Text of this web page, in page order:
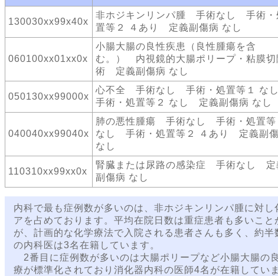
130030xx99x40x
非ホジキンリンパ腫 手術なし 手術・
置等２ ４あり 定義副傷病 なし
060100xx01xx0x
小腸大腸の良性疾患（良性腫瘍を含
む。） 内視鏡的大腸ポリープ・粘膜切
術 定義副傷病 なし
050130xx99000x
心不全 手術なし 手術・処置等１ な
手術・処置等２ なし 定義副傷病 なし
040040xx99040x
肺の悪性腫瘍 手術なし 手術・処置等
なし 手術・処置等２ ４あり 定義副
なし
110310xx99xx0x
腎臓または尿路の感染症 手術なし 定
副傷病 なし
内科で最も症例数が多いのは、非ホジキンリンパ腫に対
アを占めております。平均在院日数は重症患者も多いこ
が、計画的な化学療法で入院される患者さんも多く、約
の内科医は3名在籍しています。
2番目に症例数が多いのは大腸ポリープなど小腸大腸の
療が標準化されており消化器内科の医師4名が在籍していま